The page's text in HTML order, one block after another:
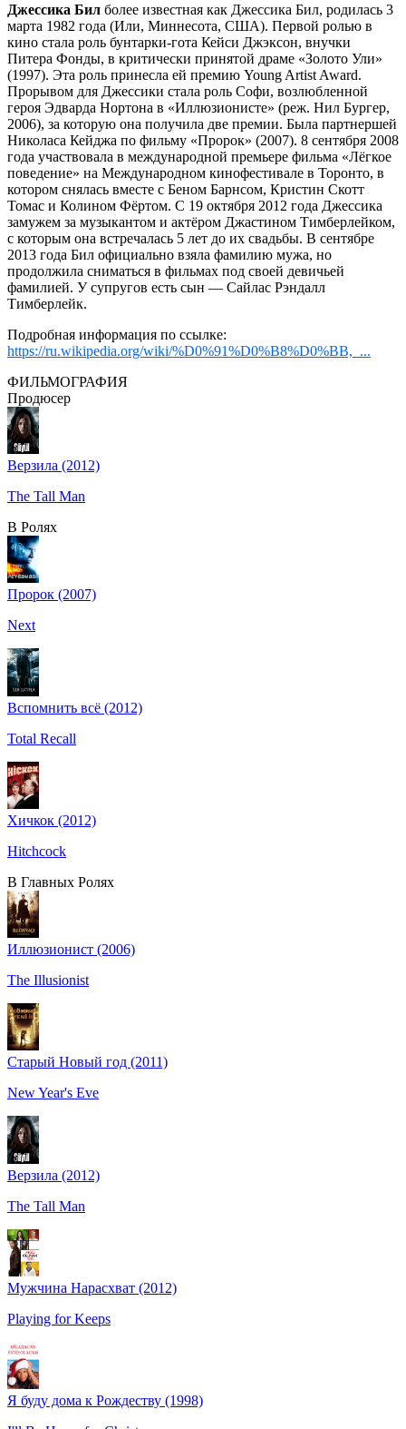
Джессика Бил более известная как Джессика Бил, родилась 3
марта 1982 года (Или, Миннесота, США). Первой ролью в
кино стала роль бунтарки-гота Кейси Джэксон, внучки
Питера Фонды, в критически принятой драме «Золото Ули»
(1997). Эта роль принесла ей премию Young Artist Award.
Прорывом для Джессики стала роль Софи, возлюбленной
героя Эдварда Нортона в «Иллюзионисте» (реж. Нил Бургер,
2006), за которую она получила две премии. Была партнершей
Николаса Кейджа по фильму «Пророк» (2007). 8 сентября 2008
года участвовала в международной премьере фильма «Лёгкое
поведение» на Международном кинофестивале в Торонто, в
котором снялась вместе с Беном Барнсом, Кристин Скотт
Томас и Колином Фёртом. С 19 октября 2012 года Джессика
замужем за музыкантом и актёром Джастином Тимберлейком,
с которым она встречалась 5 лет до их свадьбы. В сентябре
2013 года Бил официально взяла фамилию мужа, но
продолжила сниматься в фильмах под своей девичьей
фамилией. У супругов есть сын — Сайлас Рэндалл
Тимберлейк.
Подробная информация по ссылке:
https://ru.wikipedia.org/wiki/%D0%91%D0%B8%D0%BB,_...
ФИЛЬМОГРАФИЯ
Продюсер
Верзила (2012)
The Tall Man
В Ролях
Пророк (2007)
Next
Вспомнить всё (2012)
Total Recall
Хичкок (2012)
Hitchcock
В Главных Ролях
Иллюзионист (2006)
The Illusionist
Старый Новый год (2011)
New Year's Eve
Верзила (2012)
The Tall Man
Мужчина Нарасхват (2012)
Playing for Keeps
Я буду дома к Рождеству (1998)